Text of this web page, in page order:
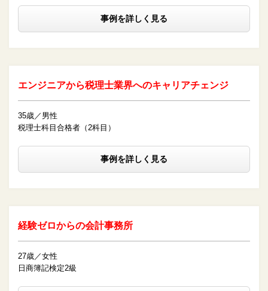
事例を詳しく見る
エンジニアから税理士業界へのキャリアチェンジ
35歳／男性
税理士科目合格者（2科目）
事例を詳しく見る
経験ゼロからの会計事務所
27歳／女性
日商簿記検定2級